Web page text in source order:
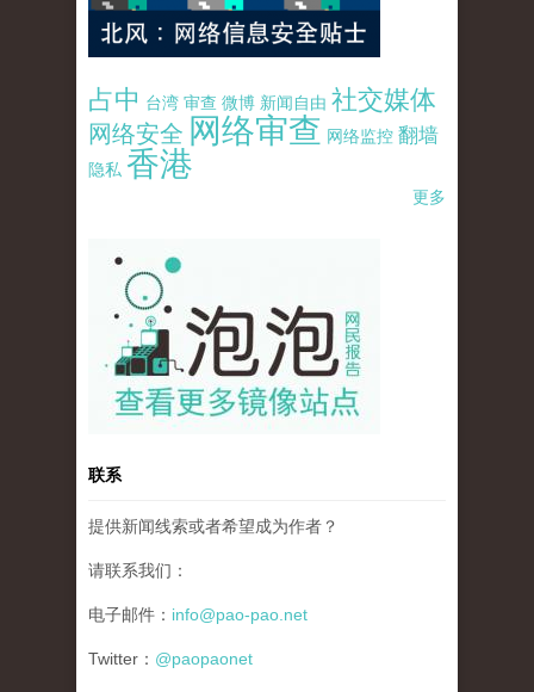
占中 台湾 审查 微博 新闻自由 社交媒体
网络安全 网络审查 网络监控 翻墙
隐私 香港
更多
pao-pao-banner-mirror-site-120814.jpg
联系
提供新闻线索或者希望成为作者？
请联系我们：
电子邮件： info@pao-pao.net
Twitter： @paopaonet